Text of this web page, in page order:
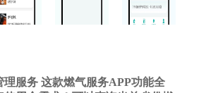
理服务 这款燃气服务APP功能全